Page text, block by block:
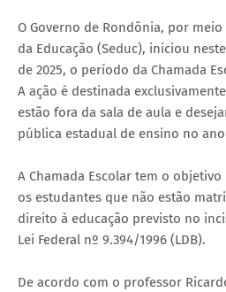
O Governo de Rondônia, por
da Educação (Seduc), iniciou
de 2025, o período da Chamada
A ação é destinada
estão fora da sala de aula e
pública estadual de ensino no
A Chamada Escolar tem o
os estudantes que não estão
direito à educação previsto no
Lei Federal nº 9.394/1996 (LDB).
De acordo com o professor